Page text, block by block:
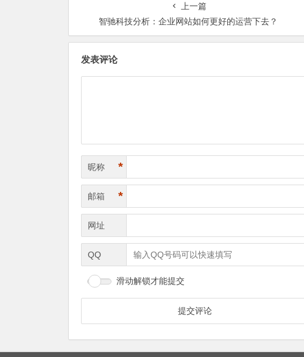
上一篇
智驰科技分析：企业网站如何更好的运营下去？
发表评论
昵称 *
邮箱 *
网址
QQ
滑动解锁才能提交